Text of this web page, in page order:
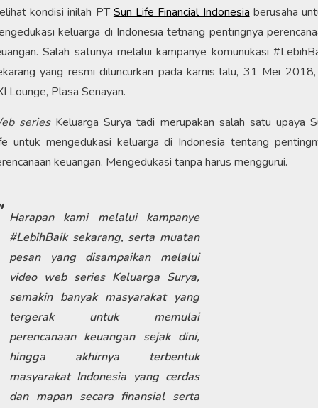
kondisi inilah PTSun Life Financial Indonesia berusaha
keluarga di Indonesia tetnang pentingnya
Salah satunya melalui kampanye komunukasi
yang resmi diluncurkan pada kamis lalu, 31 Mei
Lounge, Plasa Senayan.
seriesKeluarga Surya tadi merupakan salah satu upaya
untuk mengedukasi keluarga di Indonesia tentang
keuangan. Mengedukasi tanpa harus menggurui.
Harapan kami melalui kampanye
#LebihBaik sekarang, serta muatan
pesan yang disampaikan melalui
video web seriesKeluarga Surya,
semakin banyak masyarakat yang
tergerak untuk memulai
perencanaan keuangan sejak dini,
hingga akhirnya terbentuk
masyarakat Indonesia yang cerdas
dan mapan secara finansial serta